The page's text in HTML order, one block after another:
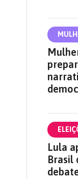
Lula
Brasil